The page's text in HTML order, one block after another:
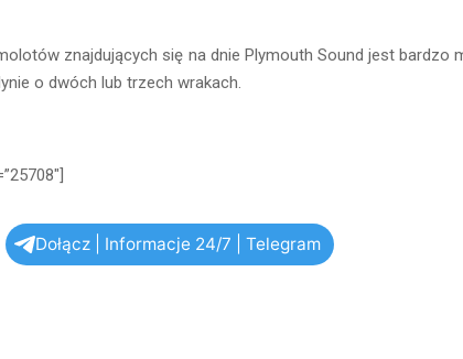
znajdujących się na dnie Plymouth Sound jest bardzo
o dwóch lub trzech wrakach.
Dołącz | Informacje 24/7 | Telegram